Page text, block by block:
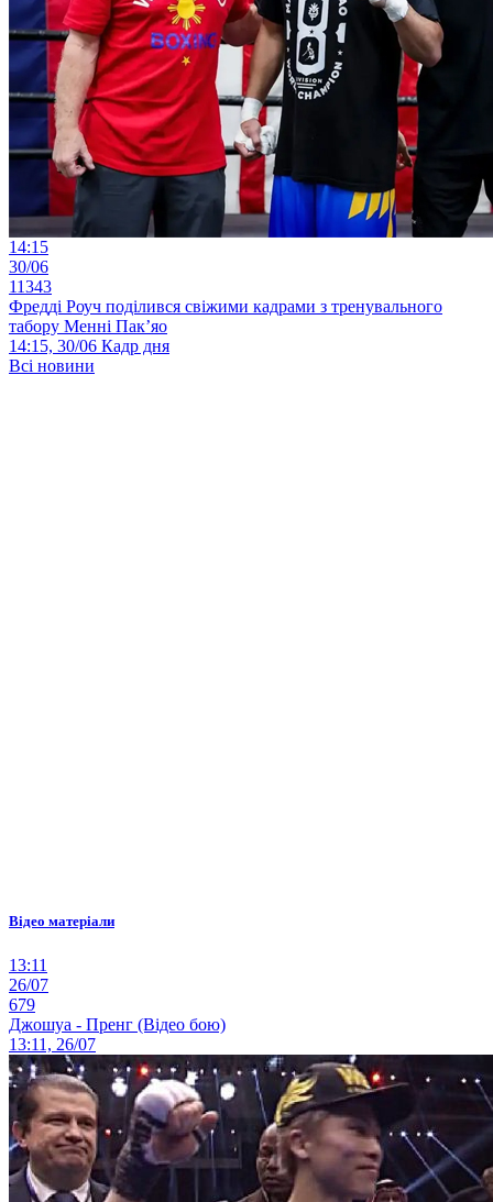
14:15
30/06
11343
Фредді Роуч поділився свіжими кадрами з тренувального
табору Менні Пак’яо
14:15, 30/06 Кадр дня
Всі новини
Відео матеріали
13:11
26/07
679
Джошуа - Пренг (Відео бою)
13:11, 26/07